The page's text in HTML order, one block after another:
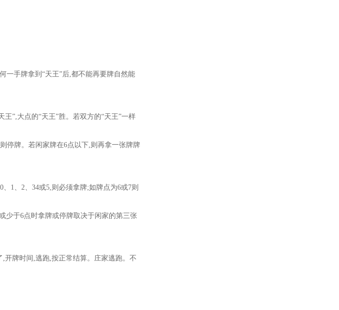
一手牌拿到“天王”后,都不能再要牌自然能
”,大点的“天王”胜。若双方的“天王”一样
停牌。若闲家牌在6点以下,则再拿一张牌牌
1、2、34或5,则必须拿牌;如牌点为6或7则
少于6点时拿牌或停牌取决于闲家的第三张
开牌时间,逃跑,按正常结算。庄家逃跑。不